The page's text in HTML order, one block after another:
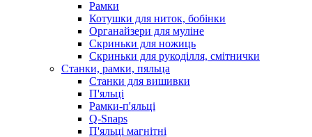
Рамки
Котушки для ниток, бобінки
Органайзери для муліне
Скриньки для ножиць
Скриньки для рукоділля, смітнички
Станки, рамки, пяльца
Станки для вишивки
П'яльці
Рамки-п'яльці
Q-Snaps
П'яльці магнітні